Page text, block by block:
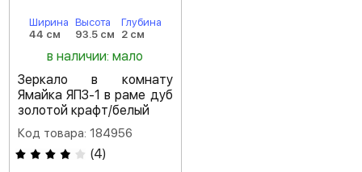
Ширина
44 см
Высота
93.5 см
Глубина
2 см
в наличии: мало
Зеркало в комнату
Ямайка ЯПЗ-1 в раме дуб
золотой крафт/белый
Код товара: 184956
(4)